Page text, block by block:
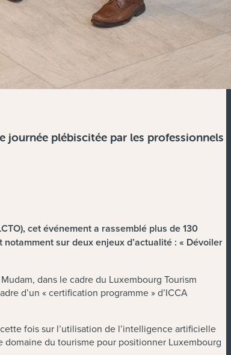
journée plébiscitée par les professionnels
cet événement a rassemblé plus de 130
sur deux enjeux d’actualité : « Dévoiler
dans le cadre du Luxembourg Tourism
d’un « certification programme » d’ICCA
fois sur l’utilisation de l’intelligence artificielle
du tourisme pour positionner Luxembourg